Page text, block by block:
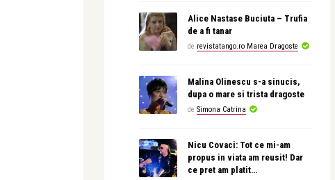
Alice Nastase Buciuta – Trufia
de a fi tanar
de revistatango.ro Marea Dragoste
Malina Olinescu s-a sinucis,
dupa o mare si trista dragoste
de Simona Catrina
Nicu Covaci: Tot ce mi-am
propus in viata am reusit! Dar
ce pret am platit…